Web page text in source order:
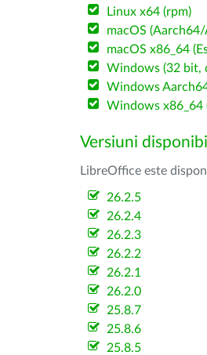
Linux x64 (rpm)
macOS
macOS x86_64
Windows (32 bit,
Windows
Windows x86_64
Versiuni
LibreOffice este
26.2.5
26.2.4
26.2.3
26.2.2
26.2.1
26.2.0
25.8.7
25.8.6
25.8.5